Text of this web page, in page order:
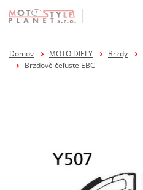
Domov MOTO DIELY Brzdy
Brzdové čeľuste EBC